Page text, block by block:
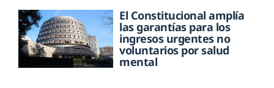
El Constitucional amplía
las garantías para los
ingresos urgentes no
voluntarios por salud
mental